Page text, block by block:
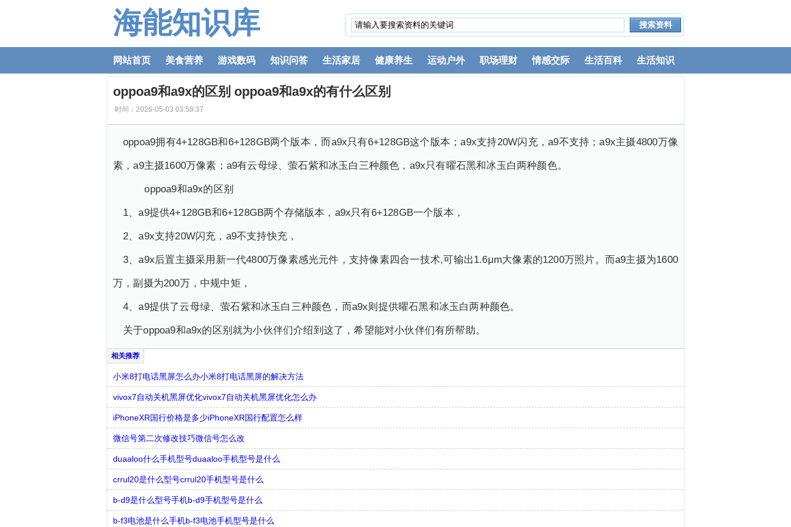
海能知识库
网站首页 美食营养 游戏数码 知识问答 生活家居 健康养生 运动户外 职场理财 情感交际 生活百科 生活知识
oppoa9和a9x的区别 oppoa9和a9x的有什么区别
时间：2026-05-03 03:58:37
oppoa9拥有4+128GB和6+128GB两个版本，而a9x只有6+128GB这个版本；a9x支持20W闪充，a9不支持；a9x主摄4800万像
素，a9主摄1600万像素；a9有云母绿、萤石紫和冰玉白三种颜色，a9x只有曜石黑和冰玉白两种颜色。
oppoa9和a9x的区别
1、a9提供4+128GB和6+128GB两个存储版本，a9x只有6+128GB一个版本，
2、a9x支持20W闪充，a9不支持快充，
3、a9x后置主摄采用新一代4800万像素感光元件，支持像素四合一技术,可输出1.6μm大像素的1200万照片。而a9主摄为1600
万，副摄为200万，中规中矩，
4、a9提供了云母绿、萤石紫和冰玉白三种颜色，而a9x则提供曜石黑和冰玉白两种颜色。
关于oppoa9和a9x的区别就为小伙伴们介绍到这了，希望能对小伙伴们有所帮助。
小米8打电话黑屏怎么办小米8打电话黑屏的解决方法
vivox7自动关机黑屏优化vivox7自动关机黑屏优化怎么办
iPhoneXR国行价格是多少iPhoneXR国行配置怎么样
微信号第二次修改技巧微信号怎么改
duaaloo什么手机型号duaaloo手机型号是什么
crrul20是什么型号crrul20手机型号是什么
b-d9是什么型号手机b-d9手机型号是什么
b-f3电池是什么手机b-f3电池手机型号是什么